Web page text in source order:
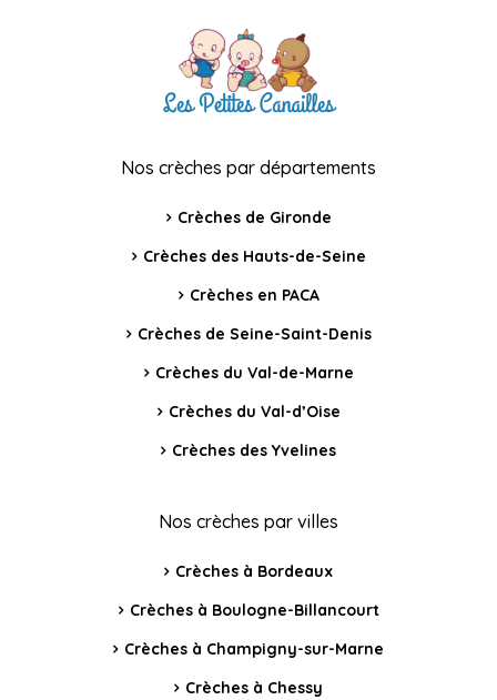
Nos crèches par départements
Crèches de Gironde
Crèches des Hauts-de-Seine
Crèches en PACA
Crèches de Seine-Saint-Denis
Crèches du Val-de-Marne
Crèches du Val-d’Oise
Crèches des Yvelines
Nos crèches par villes
Crèches à Bordeaux
Crèches à Boulogne-Billancourt
Crèches à Champigny-sur-Marne
Crèches à Chessy